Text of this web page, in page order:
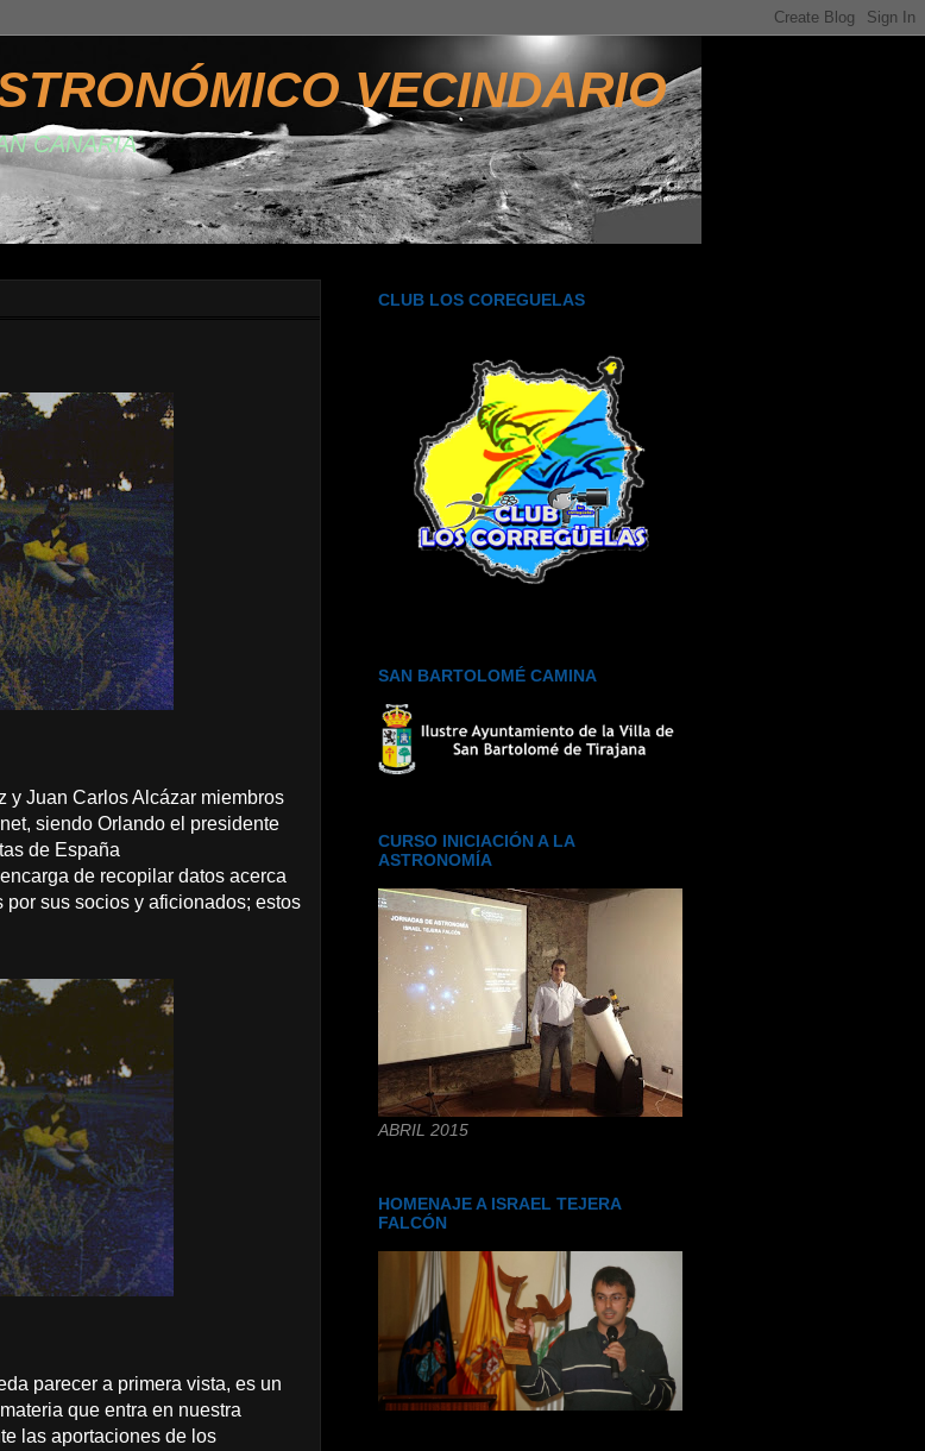
VECINDARIO
CANARIA
y Juan Carlos Alcázar miembros
siendo Orlando el presidente
de España
de recopilar datos acerca
sus socios y aficionados; estos
parecer a primera vista, es un
que entra en nuestra
las aportaciones de los
CLUB LOS COREGUELAS
SAN BARTOLOMÉ CAMINA
CURSO INICIACIÓN A LA
ASTRONOMÍA
ABRIL 2015
HOMENAJE A ISRAEL TEJERA
FALCÓN